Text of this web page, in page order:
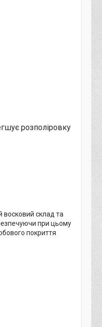
розполіровку
восковий склад та
при цьому
покриття